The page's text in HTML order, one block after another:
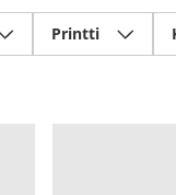
Printti